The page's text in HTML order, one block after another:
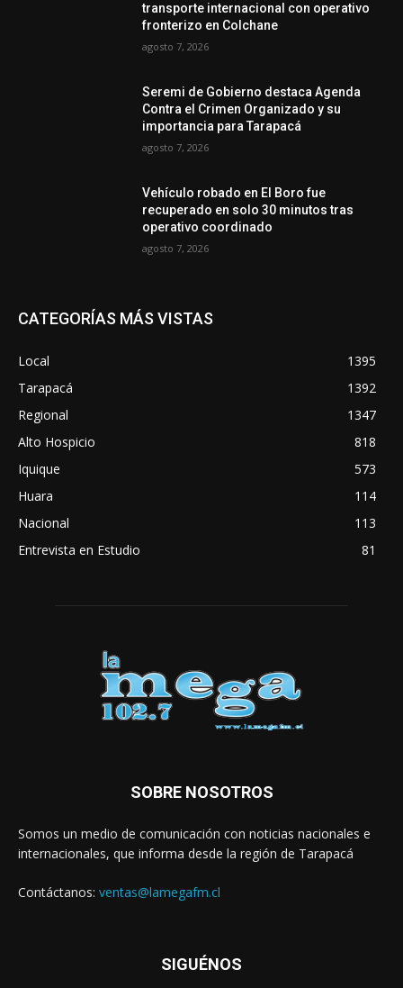
transporte internacional con operativo
fronterizo en Colchane
agosto 7, 2026
Seremi de Gobierno destaca Agenda
Contra el Crimen Organizado y su
importancia para Tarapacá
agosto 7, 2026
Vehículo robado en El Boro fue
recuperado en solo 30 minutos tras
operativo coordinado
agosto 7, 2026
CATEGORÍAS MÁS VISTAS
Local
1395
Tarapacá
1392
Regional
1347
Alto Hospicio
818
Iquique
573
Huara
114
Nacional
113
Entrevista en Estudio
81
SOBRE NOSOTROS
Somos un medio de comunicación con noticias nacionales e
internacionales, que informa desde la región de Tarapacá
Contáctanos: ventas@lamegafm.cl
SIGUÉNOS